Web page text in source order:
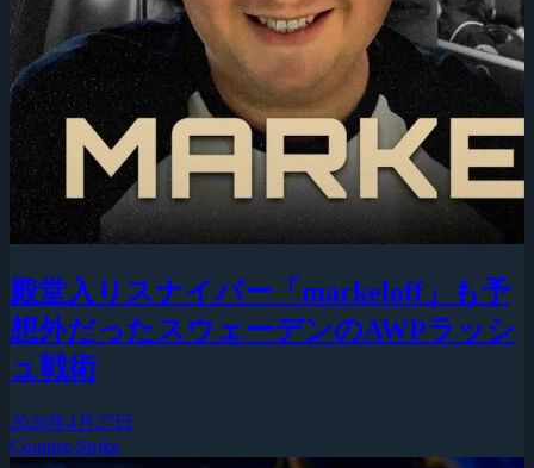
殿堂入りスナイパー「markeloff」も予
想外だったスウェーデンのAWPラッシ
ュ戦術
2026年4月27日
Counter-Strike